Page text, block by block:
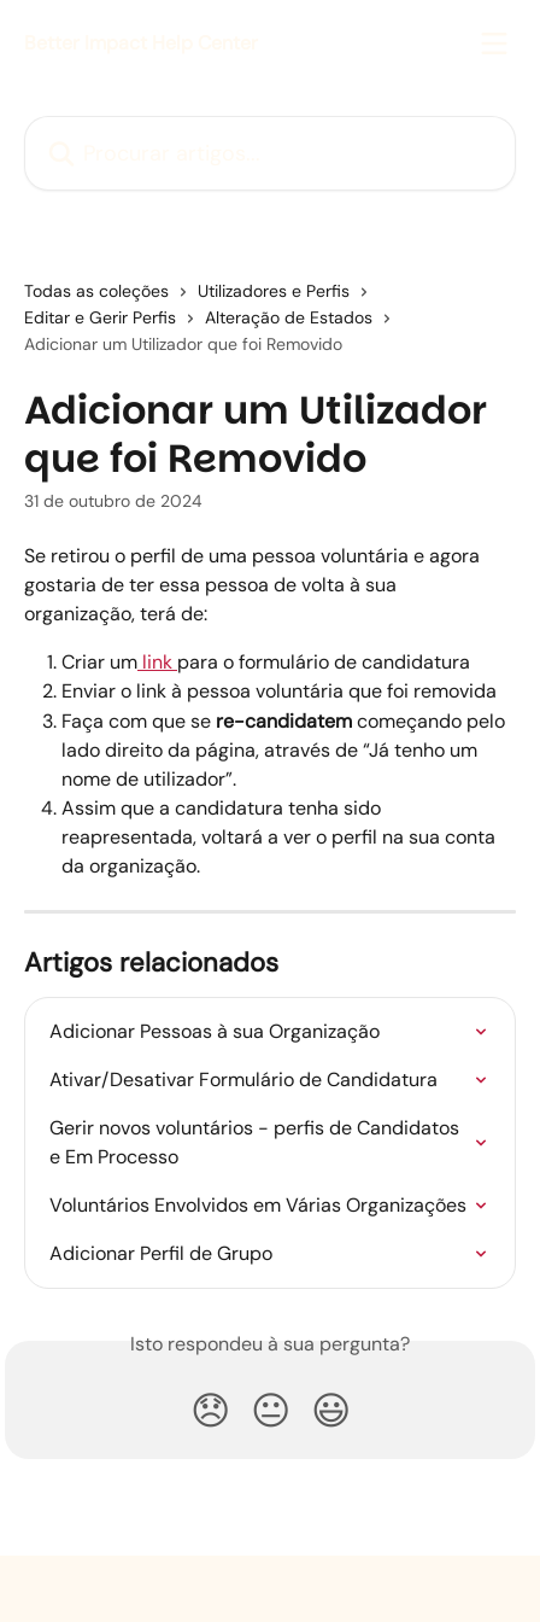
Todas as coleções
Utilizadores e Perfis
Editar e Gerir Perfis
Alteração de Estados
Adicionar um Utilizador que foi Removido
Adicionar um Utilizador
que foi Removido
31 de outubro de 2024
Se retirou o perfil de uma pessoa voluntária e agora
gostaria de ter essa pessoa de volta à sua
organização, terá de:
Criar um link para o formulário de candidatura
Enviar o link à pessoa voluntária que foi removida
Faça com que se re-candidatem começando pelo
lado direito da página, através de “Já tenho um
nome de utilizador”.
Assim que a candidatura tenha sido
reapresentada, voltará a ver o perfil na sua conta
da organização.
Artigos relacionados
Adicionar Pessoas à sua Organização
Ativar/Desativar Formulário de Candidatura
Gerir novos voluntários - perfis de Candidatos
e Em Processo
Voluntários Envolvidos em Várias Organizações
Adicionar Perfil de Grupo
Isto respondeu à sua pergunta?
😞 😐 😃